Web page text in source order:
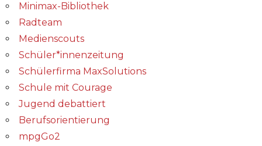
Minimax-Bibliothek​
Radteam
Medienscouts
Schüler*innenzeitung
Schülerfirma MaxSolutions
Schule mit Courage
Jugend debattiert
Berufsorientierung
mpgGo2